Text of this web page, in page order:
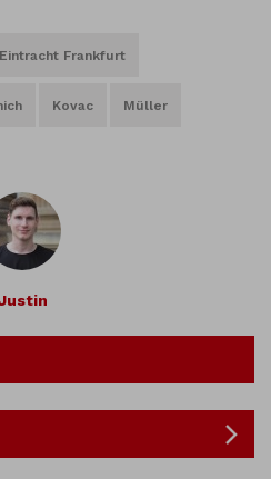
Eintracht Frankfurt
Kovac Müller